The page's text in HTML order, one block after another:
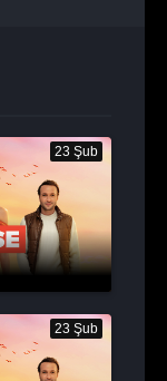
23 Şub
23 Şub